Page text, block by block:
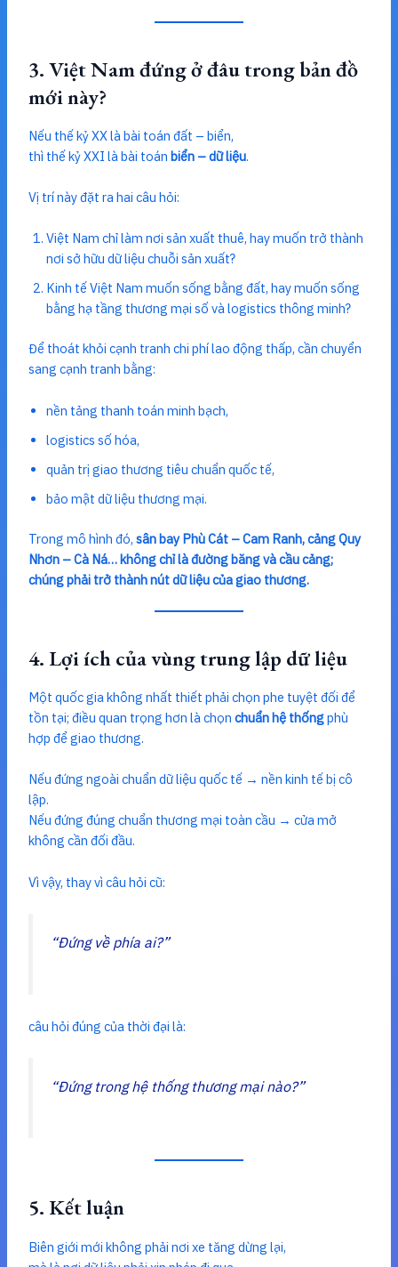
3. Việt Nam đứng ở đâu trong bản đồ
mới này?
Nếu thế kỷ XX là bài toán đất – biển,
thì thế kỷ XXI là bài toán biển – dữ liệu.
Vị trí này đặt ra hai câu hỏi:
Việt Nam chỉ làm nơi sản xuất thuê, hay muốn trở thành
nơi sở hữu dữ liệu chuỗi sản xuất?
Kinh tế Việt Nam muốn sống bằng đất, hay muốn sống
bằng hạ tầng thương mại số và logistics thông minh?
Để thoát khỏi cạnh tranh chi phí lao động thấp, cần chuyển
sang cạnh tranh bằng:
nền tảng thanh toán minh bạch,
logistics số hóa,
quản trị giao thương tiêu chuẩn quốc tế,
bảo mật dữ liệu thương mại.
Trong mô hình đó, sân bay Phù Cát – Cam Ranh, cảng Quy
Nhơn – Cà Ná… không chỉ là đường băng và cầu cảng;
chúng phải trở thành nút dữ liệu của giao thương.
4. Lợi ích của vùng trung lập dữ liệu
Một quốc gia không nhất thiết phải chọn phe tuyệt đối để
tồn tại; điều quan trọng hơn là chọn chuẩn hệ thốngphù
hợp để giao thương.
Nếu đứng ngoài chuẩn dữ liệu quốc tế → nền kinh tế bị cô
lập.
Nếu đứng đúng chuẩn thương mại toàn cầu → cửa mở
không cần đối đầu.
Vì vậy, thay vì câu hỏi cũ:
“Đứng về phía ai?”
câu hỏi đúng của thời đại là:
“Đứng trong hệ thống thương mại nào?”
5. Kết luận
Biên giới mới không phải nơi xe tăng dừng lại,